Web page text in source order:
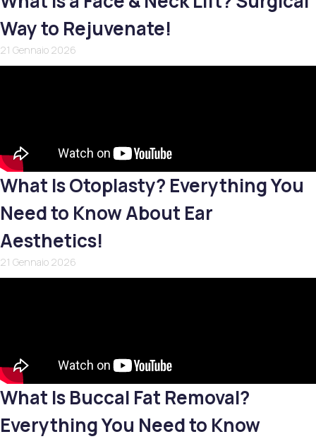
Way to Rejuvenate!
21 Gennaio 2026
What Is Otoplasty? Everything You
Need to Know About Ear
Aesthetics!
21 Gennaio 2026
What Is Buccal Fat Removal?
Everything You Need to Know